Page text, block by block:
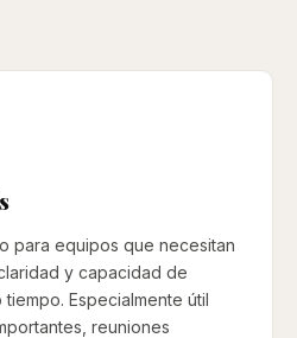
para equipos que necesitan
y capacidad de
Especialmente útil
reuniones